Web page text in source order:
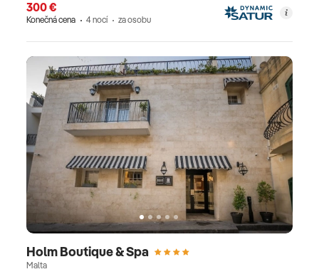
300 €
Konečná cena 4 nocí za osobu
Holm Boutique & Spa
Malta